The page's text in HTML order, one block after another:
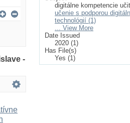
-
digitálne kompetencie
učenie s podporou
technológií (1)
... View More
Date Issued
2020 (1)
Has File(s)
Yes (1)